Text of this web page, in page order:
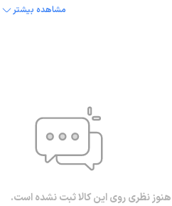
مشاهده بیشتر
هنوز نظری روی این کالا ثبت نشده است.